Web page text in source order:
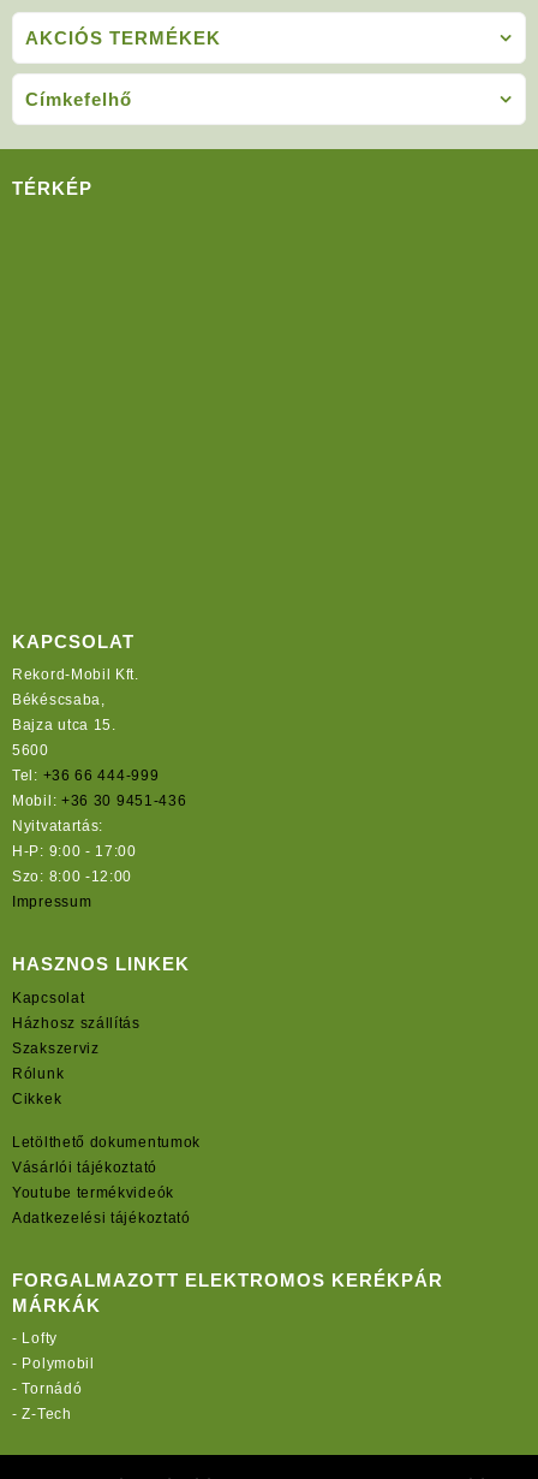
AKCIÓS TERMÉKEK
Címkefelhő
TÉRKÉP
KAPCSOLAT
Rekord-Mobil Kft.
Békéscsaba,
Bajza utca 15.
5600
Tel: +36 66 444-999
Mobil: +36 30 9451-436
Nyitvatartás:
H-P: 9:00 - 17:00
Szo: 8:00 -12:00
Impressum
HASZNOS LINKEK
Kapcsolat
Házhosz szállítás
Szakszerviz
Rólunk
Cikkek
Letölthető dokumentumok
Vásárlói tájékoztató
Youtube termékvideók
Adatkezelési tájékoztató
FORGALMAZOTT ELEKTROMOS KERÉKPÁR
MÁRKÁK
- Lofty
- Polymobil
-Tornádó
-Z-Tech